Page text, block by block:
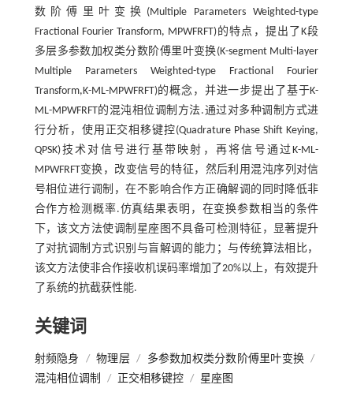
数阶傅里叶变换(Multiple Parameters Weighted-type
Fractional Fourier Transform, MPWFRFT)的特点，提出了K段
多层多参数加权类分数阶傅里叶变换(K-segment Multi-layer
Multiple Parameters Weighted-type Fractional Fourier
Transform,K-ML-MPWFRFT)的概念，并进一步提出了基于K-
ML-MPWFRFT的混沌相位调制方法.通过对多种调制方式进
行分析，使用正交相移键控(Quadrature Phase Shift Keying,
QPSK)技术对信号进行基带映射，再将信号通过K-ML-
MPWFRFT变换，改变信号的特征，然后利用混沌序列对信
号相位进行调制，在不影响合作方正确解调的同时降低非
合作方检测概率.仿真结果表明，在变换参数相当的条件
下，该文方法使调制星座图不具备可检测特征，显著提升
了对抗调制方式识别与盲解调的能力；与传统算法相比，
该文方法使非合作接收机误码率增加了20%以上，有效提升
了系统的抗截获性能.
关键词
射频隐身 / 物理层 / 多参数加权类分数阶傅里叶变换 /
混沌相位调制
/ 正交相移键控 / 星座图